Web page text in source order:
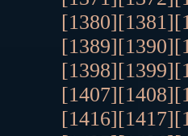
[1380][1381]
[1389][1390]
[1398][1399]
[1407][1408]
[1416][1417]